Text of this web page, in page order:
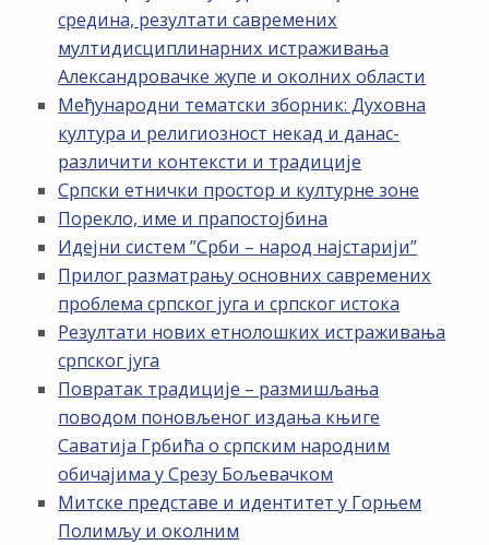
средина, резултати савремених
мултидисциплинарних истраживања
Александровачке жупе и околних области
Међународни тематски зборник: Духовна
култура и религиозност некад и данас-
различити контексти и традиције
Српски етнички простор и културне зоне
Порекло, име и прапостојбина
Идејни систем ”Срби – народ најстарији”
Прилог разматрању основних савремених
проблема српског југа и српског истока
Резултати нових етнолошких истраживања
српског југа
Повратак традиције – размишљања
поводом поновљеног издања књиге
Саватија Грбића о српским народним
обичајима у Срезу Бољевачком
Митске представе и идентитет у Горњем
Полимљу и околним